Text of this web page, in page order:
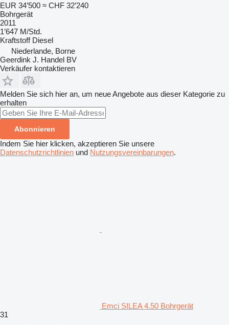
EUR 34’500 ≈ CHF 32’240
Bohrgerät
2011
1’647 M/Std.
Kraftstoff Diesel
Niederlande, Borne
Geerdink J. Handel BV
Verkäufer kontaktieren
Melden Sie sich hier an, um neue Angebote aus dieser Kategorie zu
erhalten
Abonnieren
Indem Sie hier klicken, akzeptieren Sie unsere
Datenschutzrichtlinien und Nutzungsvereinbarungen.
Emci SILEA 4.50 Bohrgerät
31